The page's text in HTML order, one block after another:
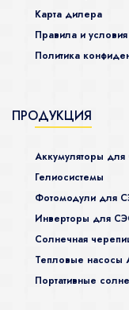
Карта дилера
Правила и условия
Политика
ПРОДУКЦИЯ
Аккумуляторы
Гелиосистемы
Фотомодули для
Инверторы для
Солнечная
Тепловые насосы
Портативные